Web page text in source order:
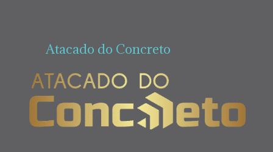
Atacado do Concreto